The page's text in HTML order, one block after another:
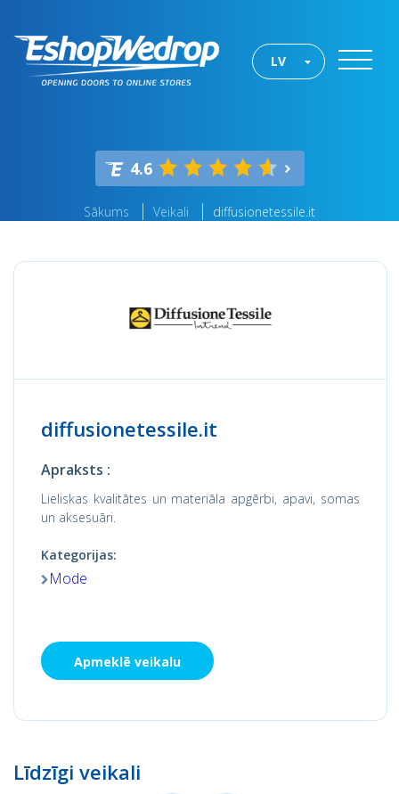
LV
4.6
Sākums Veikali diffusionetessile.it
diffusionetessile.it
Apraksts :
Lieliskas kvalitātes un materiāla apgērbi, apavi, somas
un aksesuāri.
Kategorijas:
Mode
Apmeklē veikalu
Līdzīgi veikali